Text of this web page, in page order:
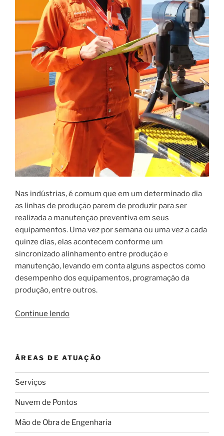
Nas indústrias, é comum que em um determinado dia
as linhas de produção parem de produzir para ser
realizada a manutenção preventiva em seus
equipamentos. Uma vez por semana ou uma vez a cada
quinze dias, elas acontecem conforme um
sincronizado alinhamento entre produção e
manutenção, levando em conta alguns aspectos como
desempenho dos equipamentos, programação da
produção, entre outros.
Continue lendo“O
feito
depois
Preventiva?”
ÁREAS DE ATUAÇÃO
Serviços
Nuvem de Pontos
Mão de Obra de Engenharia